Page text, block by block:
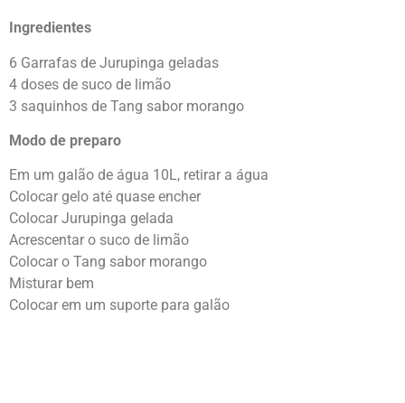
Ingredientes
6 Garrafas de Jurupinga geladas
4 doses de suco de limão
3 saquinhos de Tang sabor morango
Modo de preparo
Em um galão de água 10L, retirar a água
Colocar gelo até quase encher
Colocar Jurupinga gelada
Acrescentar o suco de limão
Colocar o Tang sabor morango
Misturar bem
Colocar em um suporte para galão